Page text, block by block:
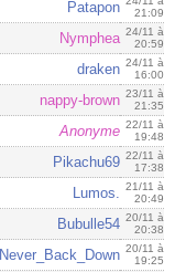
Patapon
21:09
Nymphea 24/11 à
20:59
draken 24/11 à
16:00
nappy-brown 23/11 à
21:35
Anonyme 22/11 à
19:48
Pikachu69 22/11 à
17:38
Lumos. 21/11 à
20:49
Bubulle54 20/11 à
20:38
Never_Back_Down 20/11 à
19:25